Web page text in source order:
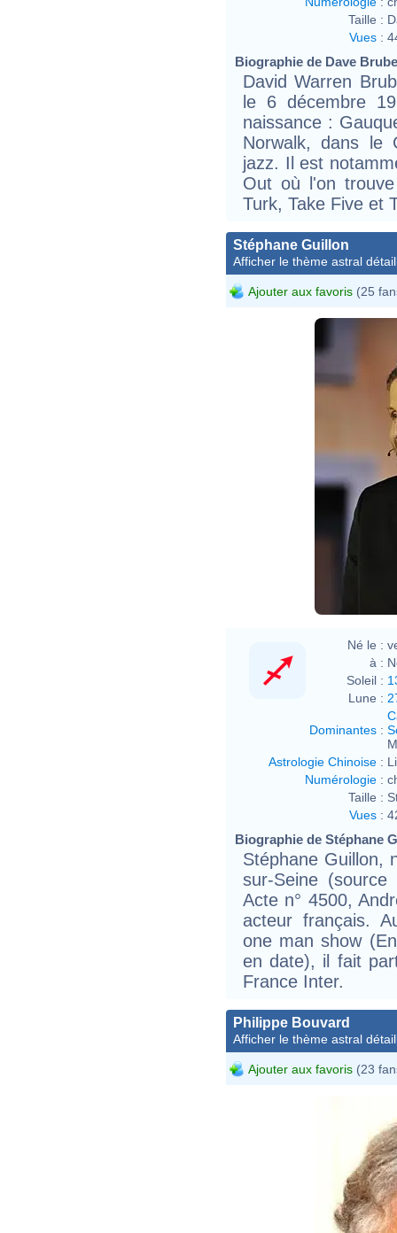
Taille :
Vues :
Biographie de Dave
David Warren
le 6 décembre
naissance :
Norwalk, dans le
jazz. Il est
Out où l'on
Turk, Take Five et
Stéphane Guillon
Afficher le thème astral
Ajouter aux favoris (25
Né le :
à :
Soleil :
Lune :
Dominantes :
Astrologie Chinoise :
Numérologie :
Taille :
Vues :
Biographie de Stéphane
Stéphane Guillon,
sur-Seine
Acte n° 4500,
acteur français.
one man show
en date), il fait
France Inter.
Philippe Bouvard
Afficher le thème astral
Ajouter aux favoris (23